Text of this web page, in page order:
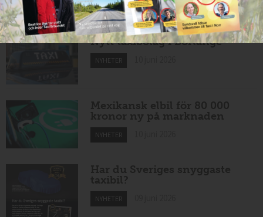
NYHETER 10 juni 2026
Nytt taxibolag i Borlänge
NYHETER
Mexikansk elbil för 80 000
kronor ny på marknaden
NYHETER
Har du Sveriges snyggaste
taxibil?
NYHETER